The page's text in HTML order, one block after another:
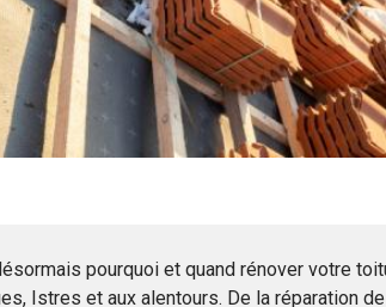
pourquoi et quand rénover votre
Istres et aux alentours. De la réparation